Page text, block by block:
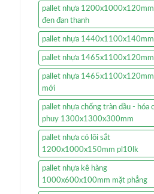
pallet nhựa 1200x1000x120mm
đen đan thanh
pallet nhựa 1440x1100x140mm
pallet nhựa 1465x1100x120mm
pallet nhựa 1465x1100x120mm
mới
pallet nhựa chống tràn dầu - hóa
phuy 1300x1300x300mm
pallet nhựa có lõi sắt
1200x1000x150mm pl10lk
pallet nhựa kê hàng
1000x600x100mm mặt phẳng